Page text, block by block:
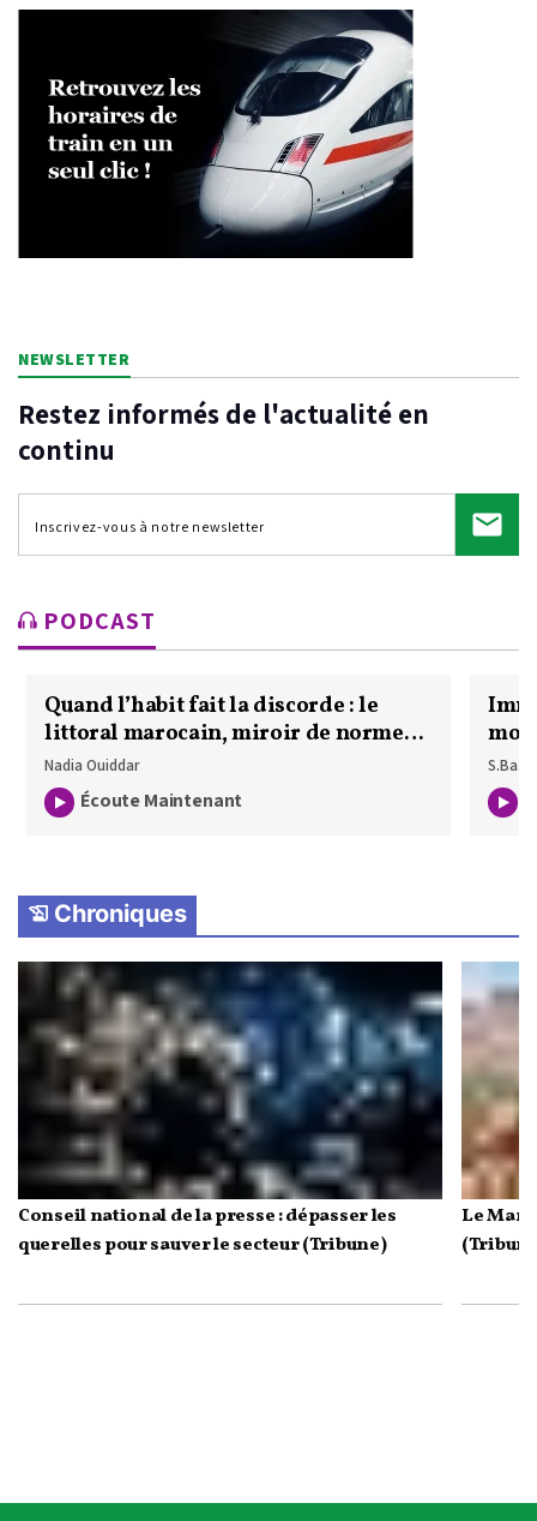
NEWSLETTER
Restez informés de l'actualité en
continu
PODCAST
Quand l’habit fait la discorde : le
littoral marocain, miroir de normes
en tension
Nadia Ouiddar
Écoute Maintenant
2027
S.Ba.
Chroniques
Conseil national de la presse : dépasser les
querelles pour sauver le secteur (Tribune)
Le